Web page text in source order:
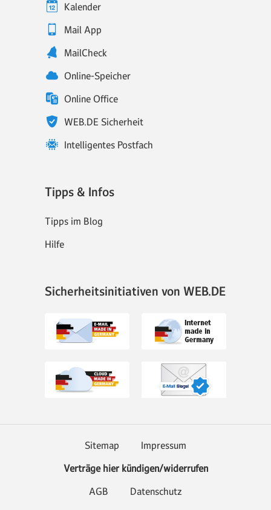
Kalender
Mail App
MailCheck
Online-Speicher
Online Office
WEB.DE Sicherheit
Intelligentes Postfach
Tipps & Infos
Tipps im Blog
Hilfe
Sicherheitsinitiativen von WEB.DE
Sitemap
Impressum
Verträge hier kündigen/widerrufen
AGB
Datenschutz